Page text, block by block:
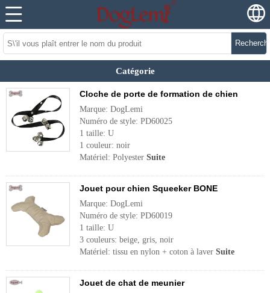
Catégorie
Cloche de porte de formation de chien
Marque: DogLemi
Numéro de style: PD60025
1 taille: U
1 couleur: noir
Matériel: Polyester Suite
Jouet pour chien Squeeker BONE
Marque: DogLemi
Numéro de style: PD60019
1 taille: U
3 couleurs: beige, gris, noir
Matériel: tissu en nylon + coton à laver Suite
Jouet de chat de meunier